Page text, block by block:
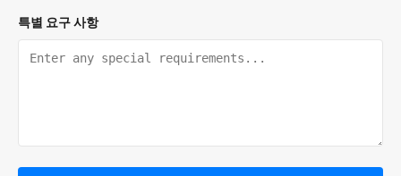
특별 요구 사항